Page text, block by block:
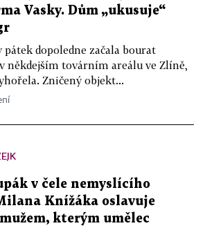
Vasky. Dům „ukusuje“
dopoledne začala bourat
někdejším továrním areálu ve Zlíně,
Zničený objekt...
v čele nemyslícího
Knížáka oslavuje
kterým umělec